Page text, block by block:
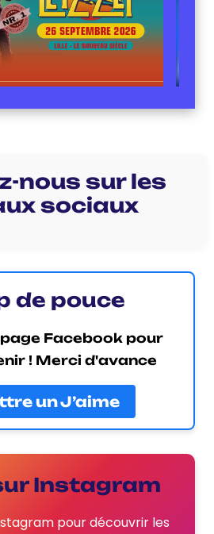
nous sur les
sociaux
de pouce
Facebook pour
! Merci d'avance
un J’aime
Instagram
pour découvrir les